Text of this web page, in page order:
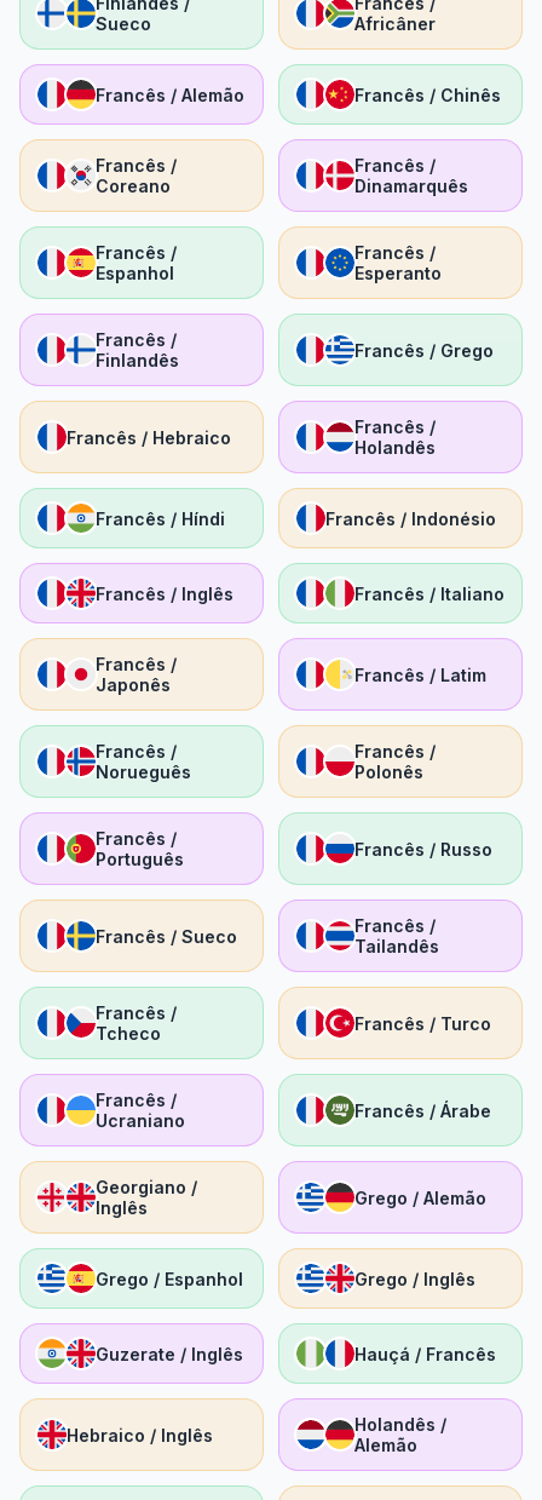
Sueco
Africâner
Francês / Alemão Francês / Chinês
Francês /
Coreano
Francês /
Dinamarquês
Francês /
Espanhol
Francês /
Esperanto
Francês /
Finlandês
Francês / Grego
Francês / Hebraico
Francês /
Holandês
Francês / Híndi Francês / Indonésio
Francês / Inglês Francês / Italiano
Francês /
Japonês
Francês / Latim
Francês /
Norueguês
Francês /
Polonês
Francês /
Português
Francês / Russo
Francês / Sueco
Francês /
Tailandês
Francês /
Tcheco
Francês / Turco
Francês /
Ucraniano
Francês / Árabe
Georgiano /
Inglês
Grego / Alemão
Grego / Espanhol Grego / Inglês
Guzerate / Inglês Hauçá / Francês
Hebraico / Inglês
Holandês /
Alemão